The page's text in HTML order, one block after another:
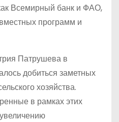
Всемирный банк и ФАО,
программ и
Патрушева в
добиться заметных
хозяйства.
в рамках этих